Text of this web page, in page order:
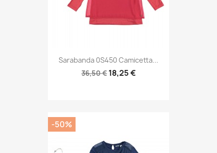
Sarabanda 0S450 Camicetta...
36,50 € 18,25 €
-50%